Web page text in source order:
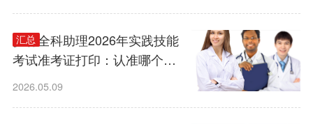
汇总
乡村全科助理2026年实践技能
考试准考证打印：认准哪个官
2026.05.09